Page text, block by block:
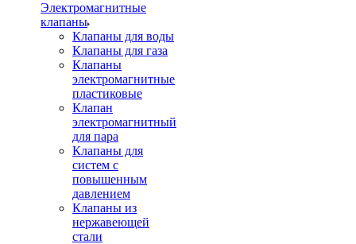
Электромагнитные
клапаны
Клапаны для воды
Клапаны для газа
Клапаны
электромагнитные
пластиковые
Клапан
электромагнитный
для пара
Клапаны для
систем с
повышенным
давлением
Клапаны из
нержавеющей
стали